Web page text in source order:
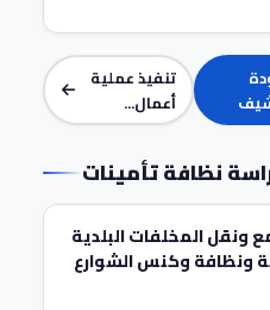
تنفيذ عملية
أعمال...
نظافة تأمينات
ونقل المخلفات البلدية
ونظافة وكنس الشوارع